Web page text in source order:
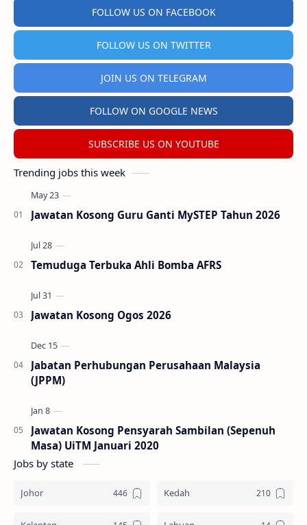
FOLLOW US ON FACEBOOK
FOLLOW US ON TWITTER
JOIN US ON TELEGRAM
FOLLOW ON GOOGLE NEWS
SUBSCRIBE US ON YOUTUBE
Trending jobs this week
Jawatan Kosong Guru Ganti MySTEP Tahun 2026
Temuduga Terbuka Ahli Bomba AFRS
Jawatan Kosong Ogos 2026
Jabatan Perhubungan Perusahaan Malaysia
(JPPM)
Jawatan Kosong Pensyarah Sambilan (Sepenuh
Masa) UiTM Januari 2020
Jobs by state
Johor Kedah